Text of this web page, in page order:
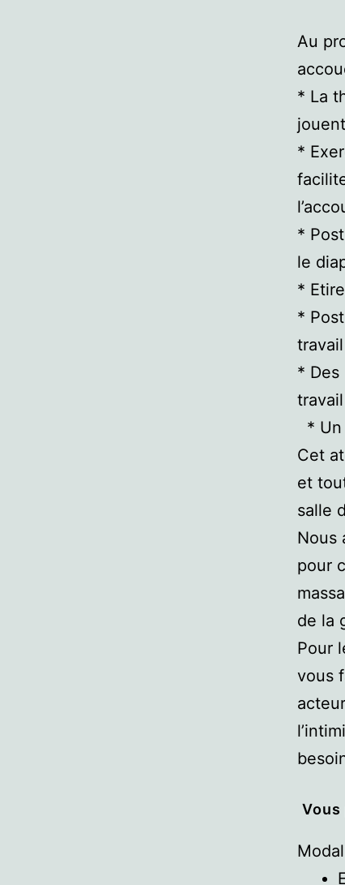
Au
* La
*
*
le
*
*
* Des
* Un
Cet
et
salle
Nous
pour
de la
Pour
vous
Vous